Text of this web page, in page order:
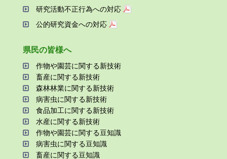
研究活動不正⾏為への対応
公的研究資金への対応
県⺠の皆様へ
作物や園芸に関する新技術
畜産に関する新技術
森林林業に関する新技術
病害⾍に関する新技術
⾷品加⼯に関する新技術
⽔産に関する新技術
作物や園芸に関する⾖知識
病害⾍に関する⾖知識
畜産に関する⾖知識